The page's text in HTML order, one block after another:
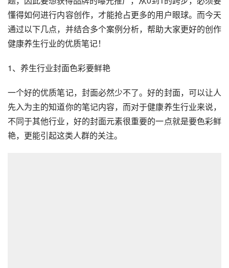
懂得如何进行内容创作，才能抢占更多的用户眼球。而今天
通过以下几点，并结合多个案例分析，帮助大家更好的创作
健康养生行业的优质笔记！
1、养生行业封面色彩要鲜艳
一个好的优质笔记，封面必然少不了。好的封面，可以让人
先入为主的知道你的笔记内容，而对于健康养生行业来说，
不同于其他行业，好的封面元素很重要的一点就是要色彩鲜
艳，更能引起这类人群的关注。